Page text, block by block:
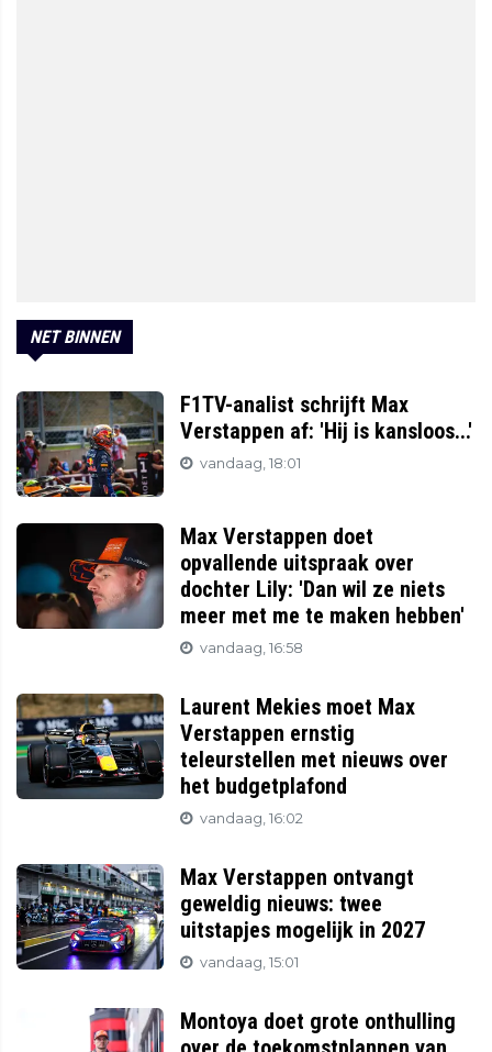
NET BINNEN
F1TV-analist schrijft Max
Verstappen af: 'Hij is kansloos...'
vandaag, 18:01
Max Verstappen doet
opvallende uitspraak over
dochter Lily: 'Dan wil ze niets
meer met me te maken hebben'
vandaag, 16:58
Laurent Mekies moet Max
Verstappen ernstig
teleurstellen met nieuws over
het budgetplafond
vandaag, 16:02
Max Verstappen ontvangt
geweldig nieuws: twee
uitstapjes mogelijk in 2027
vandaag, 15:01
Montoya doet grote onthulling